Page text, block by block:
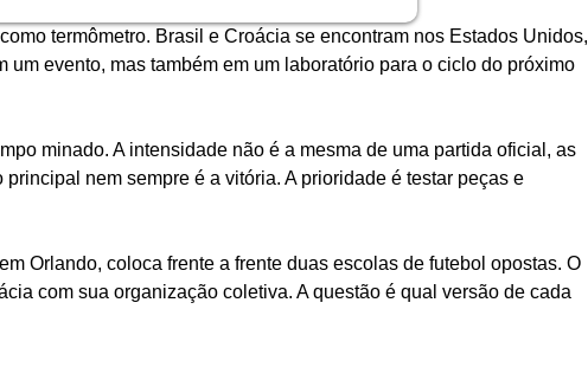
termômetro. Brasil e Croácia se encontram nos Estados Unidos,
um evento, mas também em um laboratório para o ciclo do próximo
minado. A intensidade não é a mesma de uma partida oficial, as
nem sempre é a vitória. A prioridade é testar peças e
Orlando, coloca frente a frente duas escolas de futebol opostas. O
com sua organização coletiva. A questão é qual versão de cada